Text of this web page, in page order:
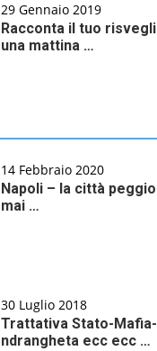
29 Gennaio 2019
Racconta il tuo
una mattina …
14 Febbraio 2020
Napoli – la città
mai …
30 Luglio 2018
Trattativa Stato-
ndrangheta ecc ecc …